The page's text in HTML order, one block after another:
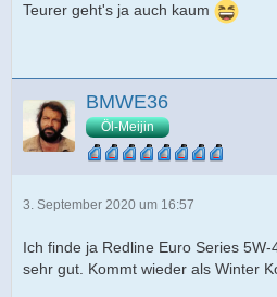
Teurer geht's ja auch kaum
BMWE36
Öl-Meijin
3. September 2020 um 16:57
Ich finde ja Redline Euro Series
sehr gut. Kommt wieder als Winter